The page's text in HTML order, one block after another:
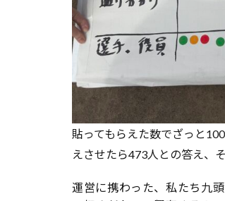
貼ってもらえた数でざっと
えさせたら473人との答え、
運営に携わった、私たち九